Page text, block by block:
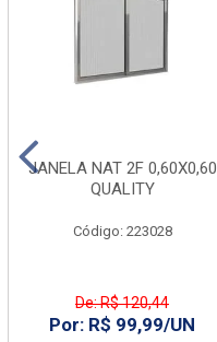
JANELA NAT 2F 0,60X0,60
QUALITY
Código: 223028
De: R$ 120,44
Por: R$ 99,99/UN